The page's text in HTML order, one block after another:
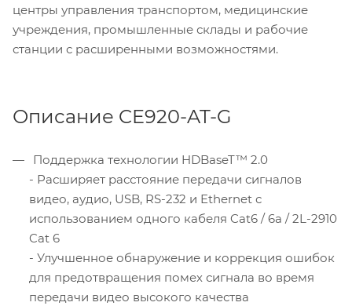
центры управления транспортом, медицинские
учреждения, промышленные склады и рабочие
станции с расширенными возможностями.
Описание CE920-AT-G
Поддержка технологии HDBaseT™ 2.0
- Расширяет расстояние передачи сигналов
видео, аудио, USB, RS-232 и Ethernet с
использованием одного кабеля Cat6 / 6a / 2L-2910
Cat 6
- Улучшенное обнаружение и коррекция ошибок
для предотвращения помех сигнала во время
передачи видео высокого качества